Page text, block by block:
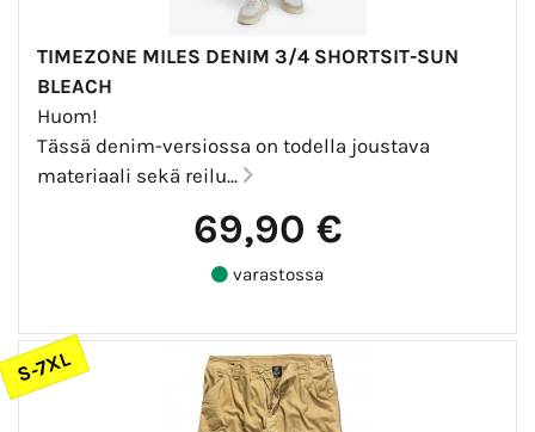
TIMEZONE MILES DENIM 3/4 SHORTSIT-SUN
BLEACH
Huom!
Tässä denim-versiossa on todella joustava
materiaali sekä reilu...
69,90 €
varastossa
S-7XL